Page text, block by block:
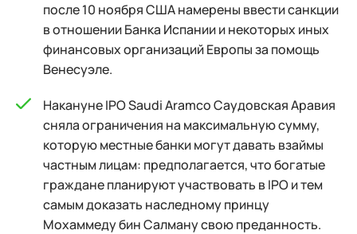
после 10 ноября США намерены ввести санкции
в отношении Банка Испании и некоторых иных
финансовых организаций Европы за помощь
Венесуэле.
Накануне IPO Saudi Aramco Саудовская Аравия
сняла ограничения на максимальную сумму,
которую местные банки могут давать взаймы
частным лицам: предполагается, что богатые
граждане планируют участвовать в IPO и тем
самым доказать наследному принцу
Мохаммеду бин Салману свою преданность.